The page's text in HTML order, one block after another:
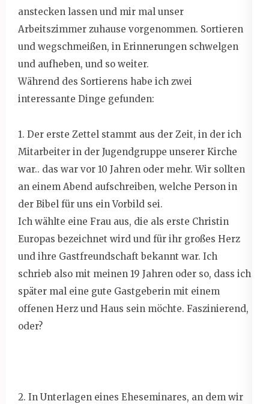
anstecken lassen und mir mal unser
Arbeitszimmer zuhause vorgenommen. Sortieren
und wegschmeißen, in Erinnerungen schwelgen
und aufheben, und so weiter.
Während des Sortierens habe ich zwei
interessante Dinge gefunden:
1. Der erste Zettel stammt aus der Zeit, in der ich
Mitarbeiter in der Jugendgruppe unserer Kirche
war.. das war vor 10 Jahren oder mehr. Wir sollten
an einem Abend aufschreiben, welche Person in
der Bibel für uns ein Vorbild sei.
Ich wählte eine Frau aus, die als erste Christin
Europas bezeichnet wird und für ihr großes Herz
und ihre Gastfreundschaft bekannt war. Ich
schrieb also mit meinen 19 Jahren oder so, dass ich
später mal eine gute Gastgeberin mit einem
offenen Herz und Haus sein möchte. Faszinierend,
oder?
2. In Unterlagen eines Eheseminares, an dem wir